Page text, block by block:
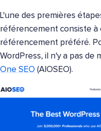
L'une des premières
référencement consiste à
référencement préféré.
WordPress, il n'y a pas de
One SEO (AIOSEO).